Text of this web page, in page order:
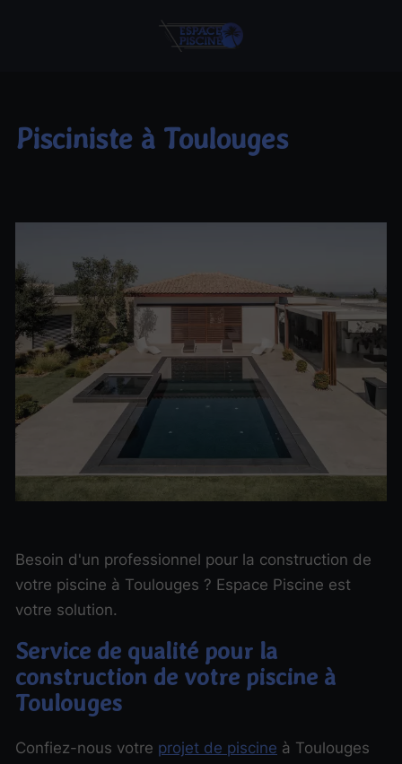
Pisciniste à Toulouges
Besoin d'un professionnel pour la construction de
votre piscine à Toulouges ? Espace Piscine est
votre solution.
Service de qualité pour la
construction de votre piscine à
Toulouges
Confiez-nous votre projet de piscine à Toulouges